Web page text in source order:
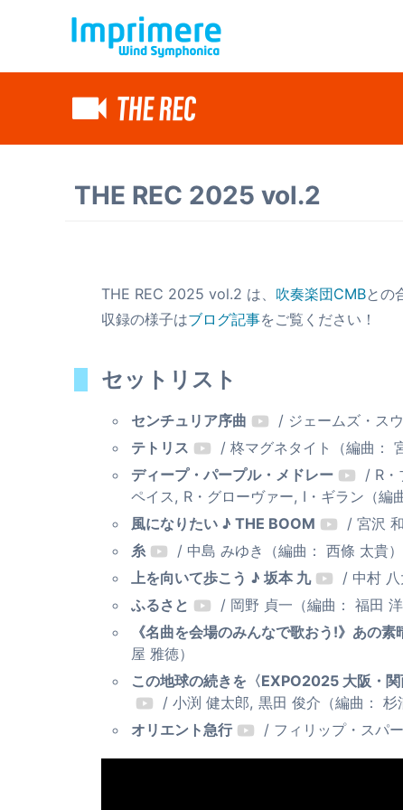
THE REC 2025 vol.2
THE REC 2025 vol.2 は、 吹奏楽団CMBとの
収録の様子はブログ記事をご覧ください！
セットリスト
センチュリア序曲
/ ジェームズ・ス
テトリス
/ 柊マグネタイト（編曲：
ディープ・パープル・メドレー
/ R・
ペイス, R・グローヴァー, I・ギラン（編
風になりたい ♪ THE BOOM
/ 宮沢
糸
/ 中島 みゆき（編曲： 西條 太貴）
上を向いて歩こう ♪ 坂本 九
/ 中村 八
ふるさと
/ 岡野 貞一（編曲： 福田 洋
《名曲を会場のみんなで歌おう!》あの
屋 雅徳）
この地球の続きを〈EXPO2025 大阪・
/ 小渕 健太郎, 黒田 俊介（編曲： 杉
オリエント急行
/ フィリップ・スパ